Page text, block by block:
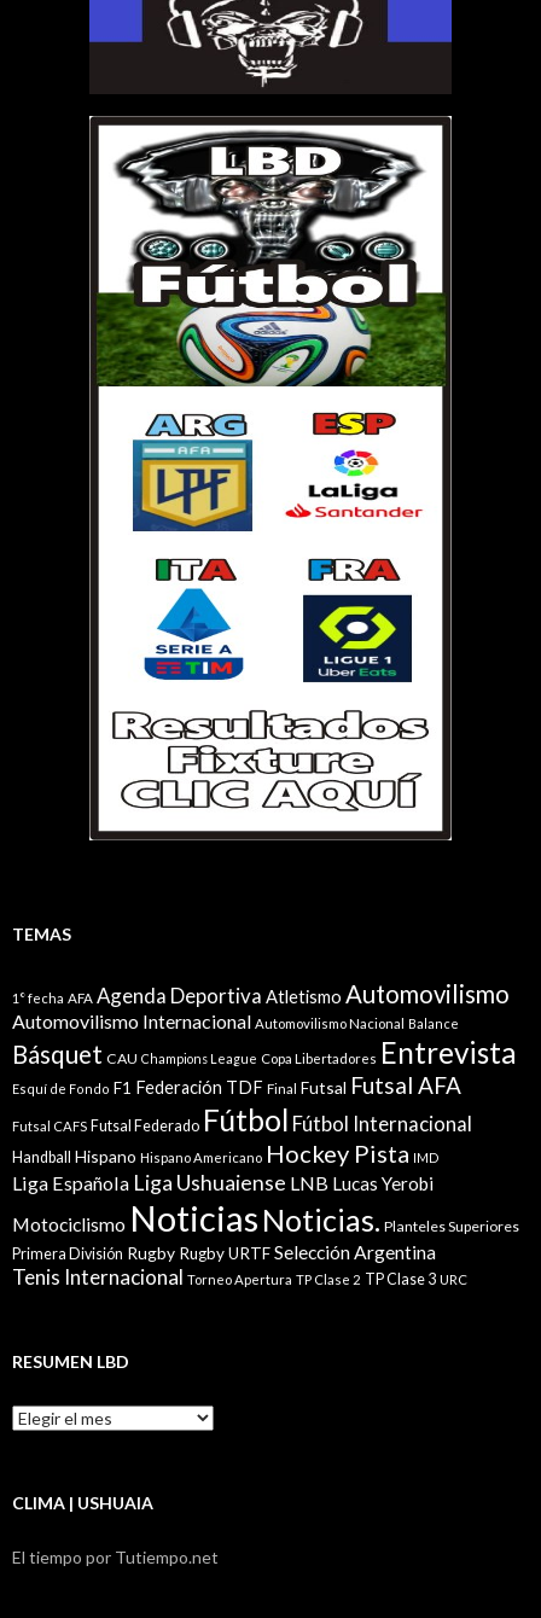
TEMAS
1° fecha AFA Agenda Deportiva Atletismo Automovilismo
Automovilismo Internacional Automovilismo Nacional Balance
Básquet CAU Champions League Copa Libertadores Entrevista
Esquí de Fondo F1 Federación TDF Final Futsal Futsal AFA
Futsal CAFS Futsal Federado Fútbol Fútbol Internacional
Handball Hispano Hispano Americano Hockey Pista IMD
Liga Española Liga Ushuaiense LNB Lucas Yerobi
Motociclismo Noticias Noticias. Planteles Superiores
Primera División Rugby Rugby URTFSelección Argentina
Tenis Internacional Torneo Apertura TP Clase 2 TP Clase 3 URC
RESUMEN LBD
Resumen
LBD
CLIMA | USHUAIA
El tiempo por Tutiempo.net